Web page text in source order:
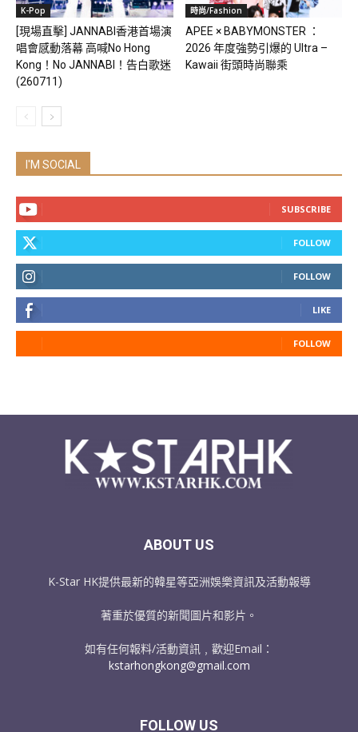
K-Pop
[現場直擊] JANNABI香港首場演
唱會感動落幕 高喊No Hong
Kong！No JANNABI！告白歌迷
(260711)
時尚/Fashion
APEE × BABYMONSTER ：
2026 年度強勢引爆的 Ultra –
Kawaii 街頭時尚聯乘
I'M SOCIAL
SUBSCRIBE
FOLLOW
FOLLOW
LIKE
FOLLOW
ABOUT US
K-Star HK提供最新的韓星等亞洲娛樂資訊及活動報導
著重於優質的新聞圖片和影片。
如有任何報料/活動資訊﹐歡迎Email：
kstarhongkong@gmail.com
FOLLOW US